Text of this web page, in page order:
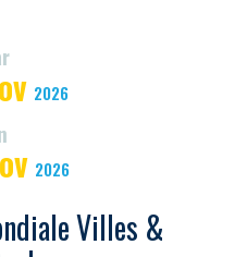
2026
2026
Villes &